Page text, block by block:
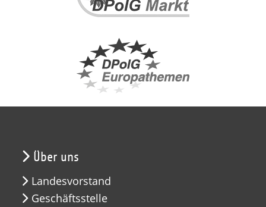
Über uns
Landesvorstand
Geschäftsstelle